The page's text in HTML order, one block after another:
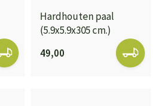
Hardhouten paal
(5.9x5.9x305 cm.)
49,00